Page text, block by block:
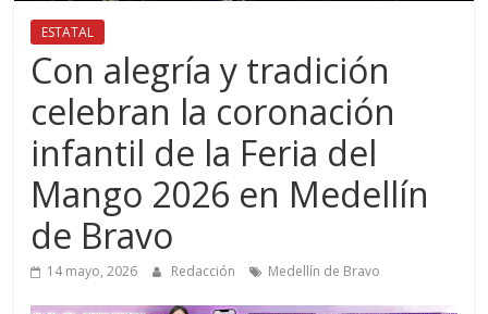
ESTATAL
Con alegría y tradición
celebran la coronación
infantil de la Feria del
Mango 2026 en Medellín
de Bravo
14 mayo, 2026 Redacción Medellín de Bravo